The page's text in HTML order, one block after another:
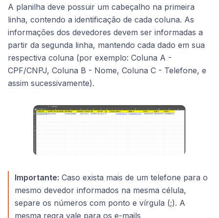
A planilha deve possuir um cabeçalho na primeira
linha, contendo a identificação de cada coluna. As
informações dos devedores devem ser informadas a
partir da segunda linha, mantendo cada dado em sua
respectiva coluna (por exemplo: Coluna A -
CPF/CNPJ, Coluna B - Nome, Coluna C - Telefone, e
assim sucessivamente).
Importante: Caso exista mais de um telefone para o
mesmo devedor informados na mesma célula,
separe os números com ponto e vírgula (;). A
mesma regra vale para os e-mails